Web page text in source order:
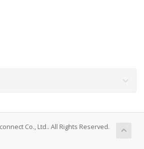
Co., Ltd.. All Rights Reserved.